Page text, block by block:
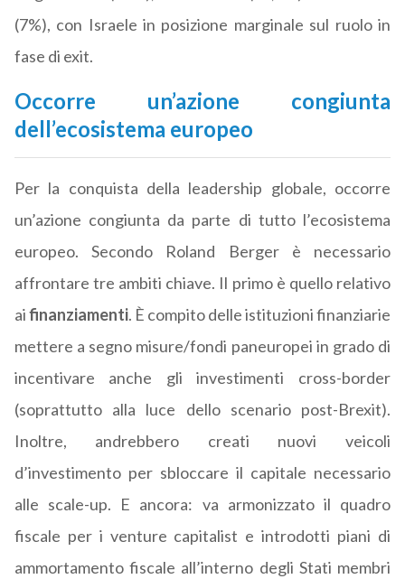
(7%), con Israele in posizione marginale sul ruolo in
fase di exit.
Occorre un’azione congiunta
dell’ecosistema europeo
Per la conquista della leadership globale, occorre
un’azione congiunta da parte di tutto l’ecosistema
europeo. Secondo Roland Berger è necessario
affrontare tre ambiti chiave. Il primo è quello relativo
aifinanziamenti. È compito delle istituzioni finanziarie
mettere a segno misure/fondi paneuropei in grado di
incentivare anche gli investimenti cross-border
(soprattutto alla luce dello scenario post-Brexit).
Inoltre, andrebbero creati nuovi veicoli
d’investimento per sbloccare il capitale necessario
alle scale-up. E ancora: va armonizzato il quadro
fiscale per i venture capitalist e introdotti piani di
ammortamento fiscale all’interno degli Stati membri